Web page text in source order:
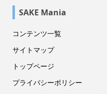
SAKE Mania
コンテンツ一覧
サイトマップ
トップページ
プライバシーポリシー